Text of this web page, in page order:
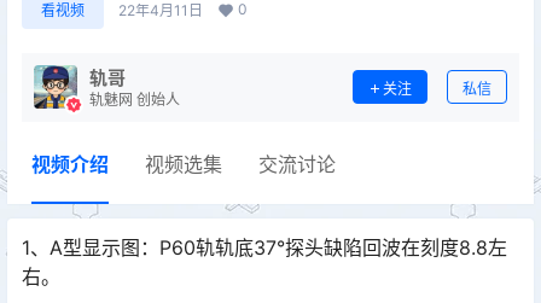
看视频 22年4月11日 0
轨哥
轨魅网 创始人
关注 私信
视频介绍 视频选集 交流讨论
1、A型显示图：P60轨轨底37°探头缺陷回波在刻度8.8左
右。